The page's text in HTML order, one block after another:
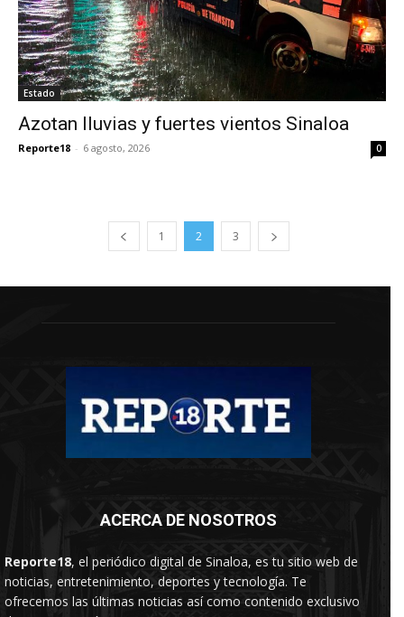
Estado
Azotan lluvias y fuertes vientos Sinaloa
Reporte18 - 6 agosto, 2026 0
1 2 3
ACERCA DE NOSOTROS
Reporte18, el periódico digital de Sinaloa, es tu sitio web de
noticias, entretenimiento, deportes y tecnología. Te
ofrecemos las últimas noticias así como contenido exclusivo